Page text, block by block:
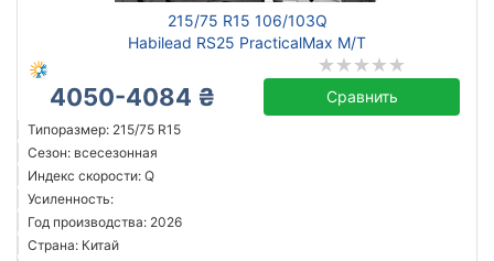
215/75 R15 106/103Q
Habilead RS25 PracticalMax M/T
4050-4084 ₴ Сравнить
Типоразмер: 215/75 R15
Сезон: всесезонная
Индекс скорости: Q
Усиленность:
Год производства: 2026
Страна: Китай